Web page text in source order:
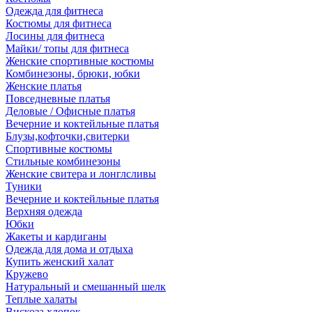
Одежда для фитнеса
Костюмы для фитнеса
Лосины для фитнеса
Майки/ топы для фитнеса
Женские спортивные костюмы
Комбинезоны, брюки, юбки
Женские платья
Повседневные платья
Деловые / Офисные платья
Вечерние и коктейльные платья
Блузы,кофточки,свитерки
Спортивные костюмы
Стильные комбинезоны
Женские свитера и лонглсливы
Туники
Вечерние и коктейльные платья
Верхняя одежда
Юбки
Жакеты и кардиганы
Одежда для дома и отдыха
Купить женский халат
Кружево
Натуральный и смешанный шелк
Теплые халаты